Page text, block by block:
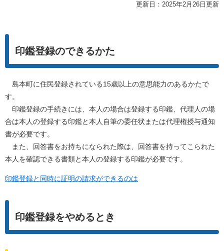
更新日：2025年2月26日更新
印鑑登録のできるかた
島本町に住民登録されている15歳以上の意思能力のあるかたで
す。
印鑑登録の手続きには、本人の場合は登録する印鑑、代理人の場
合は本人の登録する印鑑と本人自筆の委任状または代理権授与通知
書が必要です。
また、回答書をお持ちになられた際は、回答書を持ってこられた
本人を確認できる書類と本人の登録する印鑑が必要です。
印鑑登録と同時に証明の請求ができるのは
印鑑登録をやめるとき